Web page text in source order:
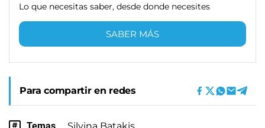
Lo que necesitas saber, desde donde necesites
SABER MÁS
Para compartir en redes